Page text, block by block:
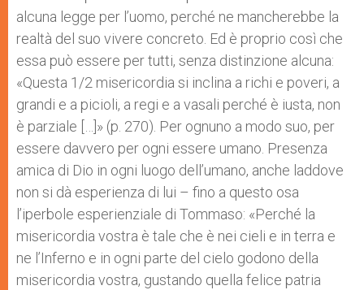
alcuna legge per l’uomo, perché ne mancherebbe la
realtà del suo vivere concreto. Ed è proprio così che
essa può essere per tutti, senza distinzione alcuna:
«Questa 1/2 misericordia si inclina a richi e poveri, a
grandi e a picioli, a regi e a vasali perché è iusta, non
è parziale […]» (p. 270). Per ognuno a modo suo, per
essere davvero per ogni essere umano. Presenza
amica di Dio in ogni luogo dell’umano, anche laddove
non si dà esperienza di lui – fino a questo osa
l’iperbole esperienziale di Tommaso: «Perché la
misericordia vostra è tale che è nei cieli e in terra e
ne l’Inferno e in ogni parte del cielo godono della
misericordia vostra, gustando quella felice patria